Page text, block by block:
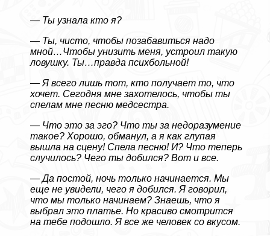
— Ты узнала кто я?
— Ты, чисто, чтобы позабавиться надо
мной…Чтобы унизить меня, устроил такую
ловушку. Ты…правда психбольной!
— Я всего лишь тот, кто получает то, что
хочет. Сегодня мне захотелось, чтобы ты
спелам мне песню медсестра.
— Что это за эго? Что ты за недоразумение
такое? Хорошо, обманул, а я как глупая
вышла на сцену! Спела песню! И? Что теперь
случилось? Чего ты добился? Вот и все.
—Да постой, ночь только начинается. Мы
еще не увидели, чего я добился. Я говорил,
что мы только начинаем? Знаешь, что я
выбрал это платье. Но красиво смотрится
на тебе подошло. Я все же человек со вкусом.